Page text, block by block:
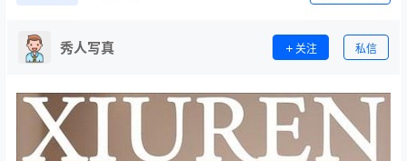
秀人写真 关注 私信